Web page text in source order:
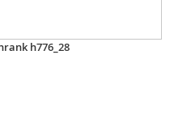
h776_28